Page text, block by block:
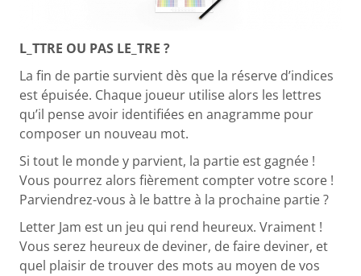
L_TTRE OU PAS LE_TRE ?
La fin de partie survient dès que la réserve d’indices
est épuisée. Chaque joueur utilise alors les lettres
qu’il pense avoir identifiées en anagramme pour
composer un nouveau mot.
Si tout le monde y parvient, la partie est gagnée !
Vous pourrez alors fièrement compter votre score !
Parviendrez-vous à le battre à la prochaine partie ?
Letter Jam est un jeu qui rend heureux. Vraiment !
Vous serez heureux de deviner, de faire deviner, et
quel plaisir de trouver des mots au moyen de vos